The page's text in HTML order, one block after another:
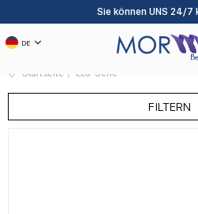
Sie können UNS 24/
DE
Startseite Eco-Serie
FILTERN